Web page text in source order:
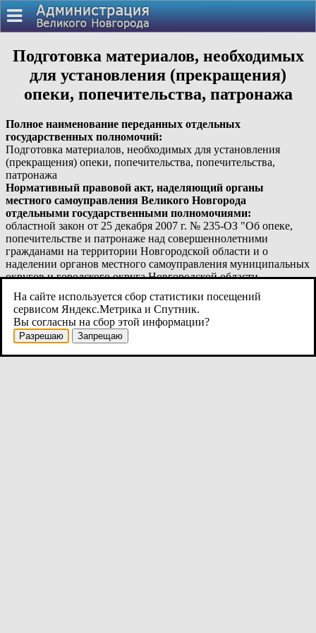
Подготовка материалов, необходимых
для установления (прекращения)
опеки, попечительства, патронажа
Полное наименование переданных отдельных
государственных полномочий:
Подготовка материалов, необходимых для установления
(прекращения) опеки, попечительства, попечительства,
патронажа
Нормативный правовой акт, наделяющий органы
местного самоуправления Великого Новгорода
отдельными государственными полномочиями:
областной закон от 25 декабря 2007 г. № 235-ОЗ "Об опеке,
попечительстве и патронаже над совершеннолетними
гражданами на территории Новгородской области и о
наделении органов местного самоуправления муниципальных
округов и городского округа Новгородской области
Орган, уполномоченный на исполнение переданных
отдельных государственных полномочий:
Комитет по опеке и попечительству
Документы:
На сайте используется сбор статистики посещений
сервисом Яндекс.Метрика и Спутник.
Вы согласны на сбор этой информации?
Разрешаю Запрещаю